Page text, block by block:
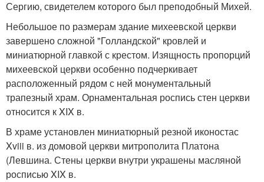
Сергию, свидетелем которого был преподобный Михей.
Небольшое по размерам здание михеевской церкви
завершено сложной "Голландской" кровлей и
миниатюрной главкой с крестом. Изящность пропорций
михеевской церкви особенно подчеркивает
расположенный рядом с ней монументальный
трапезный храм. Орнаментальная роспись стен церкви
относится к XIX в.
В храме установлен миниатюрный резной иконостас
Xviii в. из домовой церкви митрополита Платона
(Левшина. Стены церкви внутри украшены масляной
росписью XIX в.